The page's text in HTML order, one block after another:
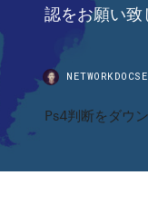
認をお願い致
Ps4判断をダウ